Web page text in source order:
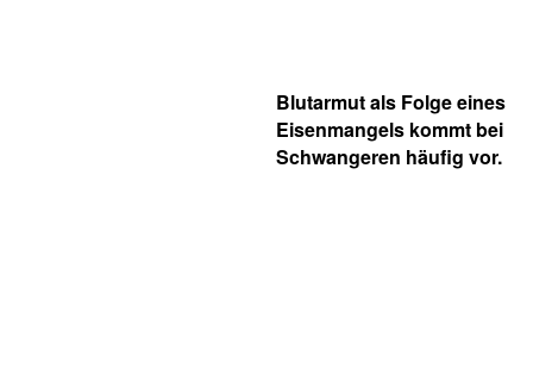
Blutarmut als Folge eines
Eisenmangels kommt bei
Schwangeren häufig vor.